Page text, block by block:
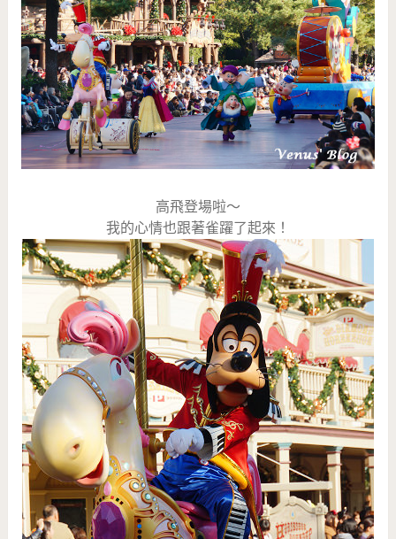
高飛登場啦～
我的心情也跟著雀躍了起來！